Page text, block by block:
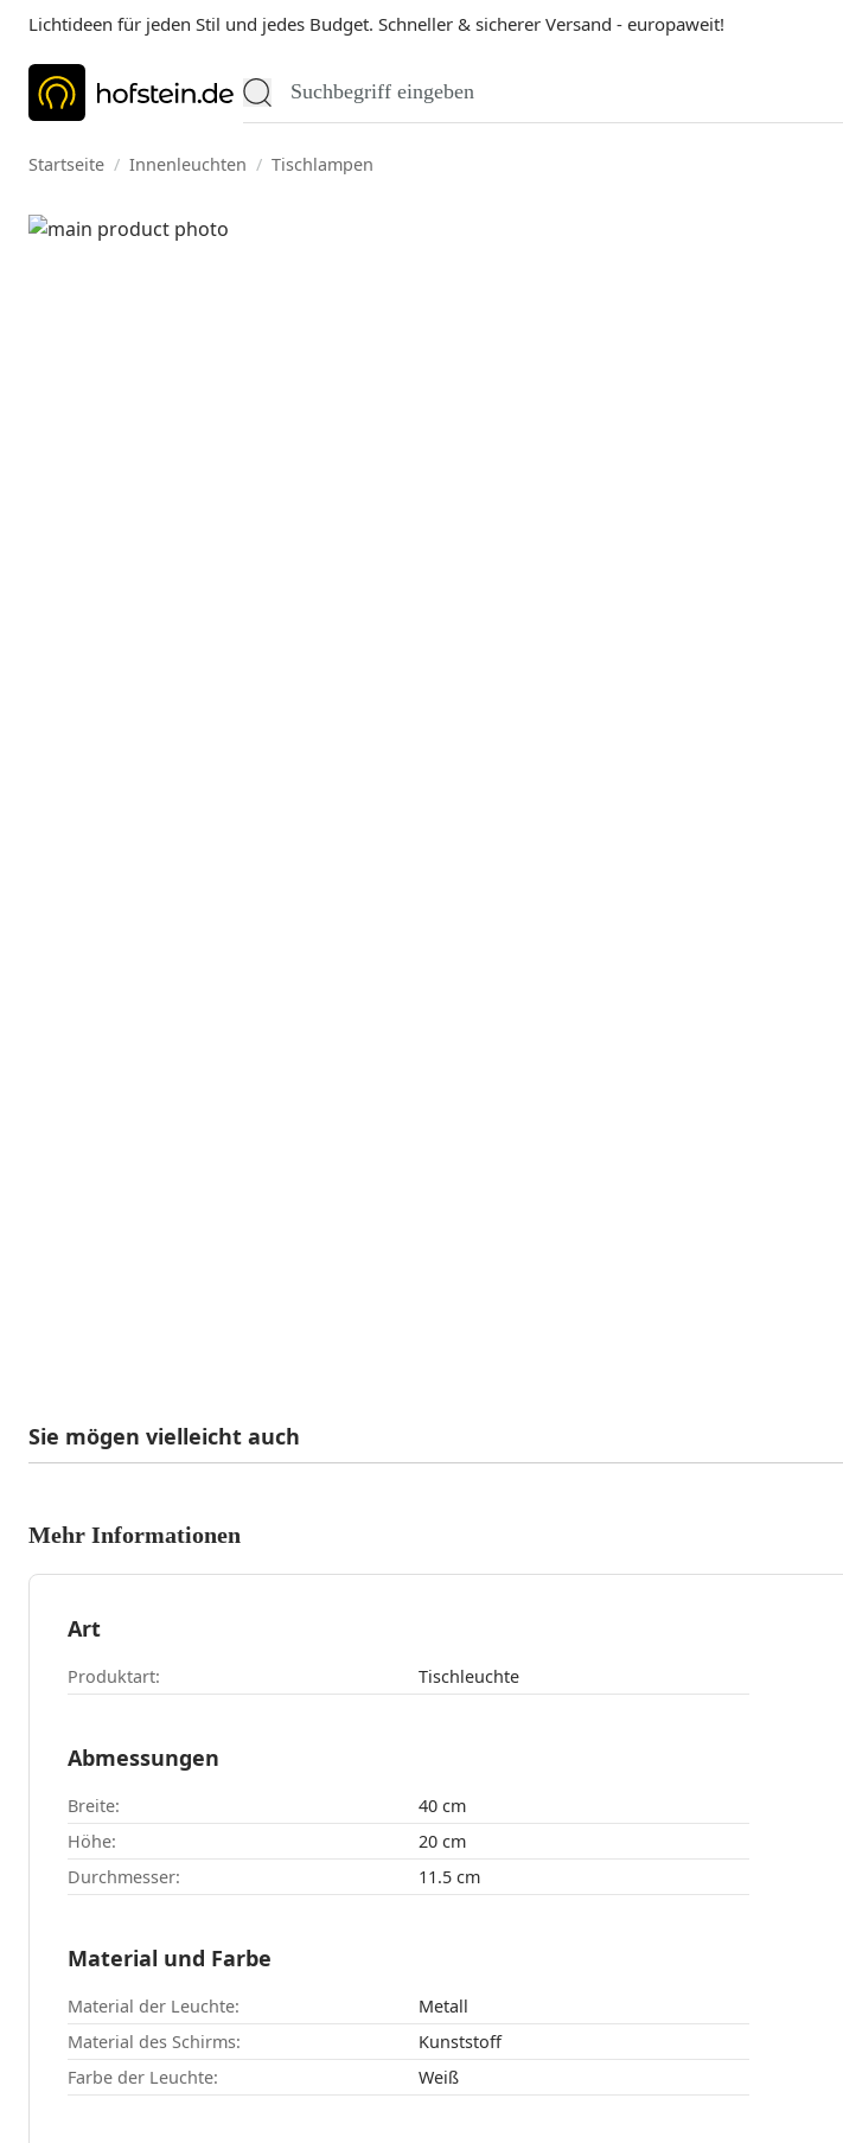
Lichtideen für jeden Stil und jedes Budget. Schneller & sicherer Versand - europaweit!
Startseite / Innenleuchten / Tischlampen
Sie mögen vielleicht auch
Mehr Informationen
Art
Produktart: Tischleuchte
Abmessungen
Breite:
40 cm
Höhe:
20 cm
Durchmesser:
11.5 cm
Material und Farbe
Material der Leuchte:
Metall
Material des Schirms:
Kunststoff
Farbe der Leuchte:
Weiß